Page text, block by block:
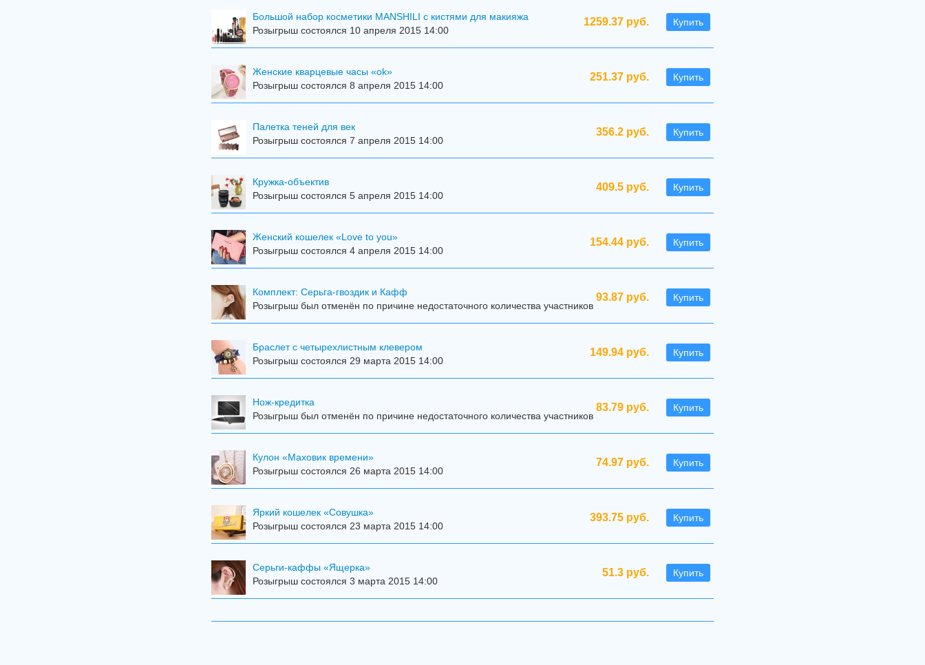
1259.37 руб. Купить
Большой набор косметики MANSHILI с кистями для макияжа
Розыгрыш состоялся 10 апреля 2015 14:00
251.37 руб. Купить
Женские кварцевые часы «ok»
Розыгрыш состоялся 8 апреля 2015 14:00
356.2 руб. Купить
Палетка теней для век
Розыгрыш состоялся 7 апреля 2015 14:00
409.5 руб. Купить
Кружка-объектив
Розыгрыш состоялся 5 апреля 2015 14:00
154.44 руб. Купить
Женский кошелек «Love to you»
Розыгрыш состоялся 4 апреля 2015 14:00
93.87 руб. Купить
Комплект: Серьга-гвоздик и Кафф
Розыгрыш был отменён по причине недостаточного количества участников
149.94 руб. Купить
Браслет с четырехлистным клевером
Розыгрыш состоялся 29 марта 2015 14:00
83.79 руб. Купить
Нож-кредитка
Розыгрыш был отменён по причине недостаточного количества участников
74.97 руб. Купить
Кулон «Маховик времени»
Розыгрыш состоялся 26 марта 2015 14:00
393.75 руб. Купить
Яркий кошелек «Совушка»
Розыгрыш состоялся 23 марта 2015 14:00
51.3 руб. Купить
Серьги-каффы «Ящерка»
Розыгрыш состоялся 3 марта 2015 14:00